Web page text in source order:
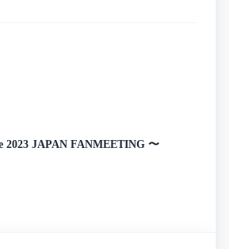
2023 JAPAN FANMEETING 〜